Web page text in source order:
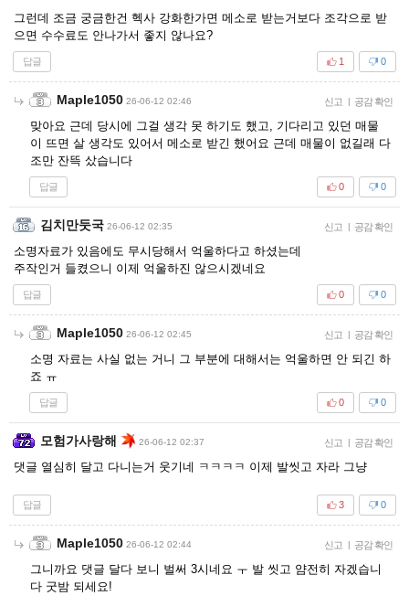
그런데 조금 궁금한건 헥사 강화한가면 메소로 받는거보다 조각으로 받
으면 수수료도 안나가서 좋지 않나요?
답글 0
1
Maple1050 26-06-12 02:46 신고 | 공감 확인
맞아요 근데 당시에 그걸 생각 못 하기도 했고, 기다리고 있던 매물
이 뜨면 살 생각도 있어서 메소로 받긴 했어요 근데 매물이 없길래 다
조만 잔뜩 샀습니다
답글 0
0
김치만둣국 26-06-12 02:35 신고 | 공감 확인
소명자료가 있음에도 무시당해서 억울하다고 하셨는데
주작인거 들켰으니 이제 억울하진 않으시겠네요
답글 0
0
Maple1050 26-06-12 02:45 신고 | 공감 확인
소명 자료는 사실 없는 거니 그 부분에 대해서는 억울하면 안 되긴 하
죠 ㅠ
답글 0
0
모험가사랑해 26-06-12 02:37 신고 | 공감 확인
댓글 열심히 달고 다니는거 웃기네 ㅋㅋㅋㅋ 이제 발씻고 자라 그냥
답글 0
3
Maple1050 26-06-12 02:44 신고 | 공감 확인
그니까요 댓글 달다 보니 벌써 3시네요 ㅜ 발 씻고 얌전히 자겠습니
다 굿밤 되세요!